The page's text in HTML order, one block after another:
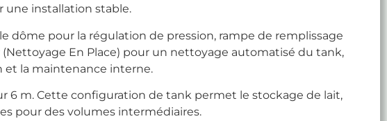
une installation stable.
dôme pour la régulation de pression, rampe de remplissage
En Place) pour un nettoyage automatisé du tank,
et la maintenance interne.
6 m. Cette configuration de tank permet le stockage de lait,
pour des volumes intermédiaires.